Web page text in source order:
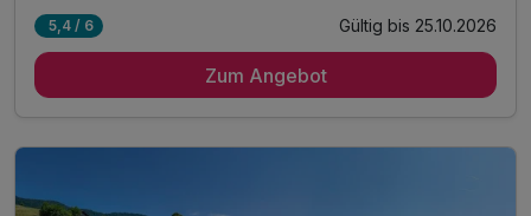
3 x reichhaltiges Frühstück vom Buffet
inkl. Berg und Talfahrt Sessellift Zahmer Kaiser
5,4 / 6 Gültig bis 25.10.2026
Zum Angebot